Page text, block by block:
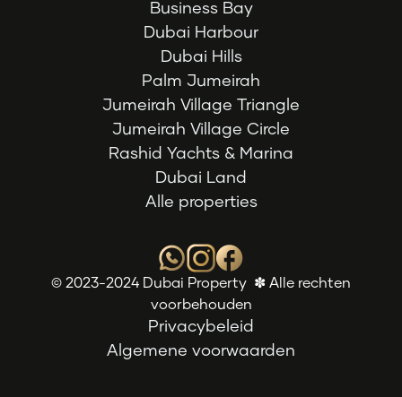
Business Bay
Dubai Harbour
Dubai Hills
Palm Jumeirah
Jumeirah Village Triangle
Jumeirah Village Circle
Rashid Yachts & Marina
Dubai Land
Alle properties
Algemene voorwaarden
Privacybeleid
© 2023-2024 Dubai Property ✽ Alle rechten
voorbehouden